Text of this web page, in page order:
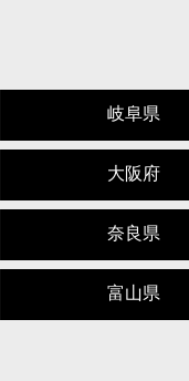
岐阜県
大阪府
奈良県
富山県